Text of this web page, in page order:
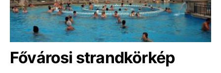
Fővárosi strandkörkép